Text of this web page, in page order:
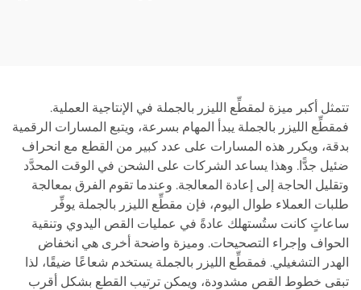
تتمثل أكبر ميزة لمقطِّع الليزر بالجملة في الإنتاجية العملية.
فمقطِّع الليزر بالجملة يبدأ المهام بسرعة، ويتبع المسارات الرقمية
بدقة، ويكرر هذه المسارات على عدد كبير من القطع مع انحراف
ضئيل جدًّا. وهذا يساعد الشركات على الشحن في الوقت المحدَّد
وتقليل الحاجة إلى إعادة المعالجة. وعندما تقوم الفرق بمعالجة
طلبات العملاء طوال اليوم، فإن مقطِّع الليزر بالجملة يوفِّر
ساعاتٍ كانت ستُستهلك عادةً في عمليات القص اليدوي وتنقية
الحواف وإجراء التصحيحات. وميزة واضحة أخرى هي انخفاض
الهدر التشغيلي. فمقطِّع الليزر بالجملة يستخدم شعاعًا ضيقًا، لذا
تبقى خطوط القص مشدودة، ويمكن ترتيب القطع بشكل أقرب